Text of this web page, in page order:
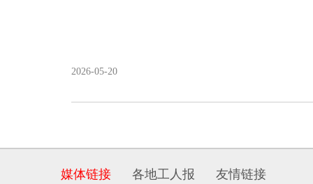
2026-05-20
媒体链接 各地工人报 友情链接